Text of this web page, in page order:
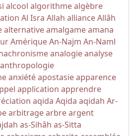
alcool algorithmealgèbre
Al Isra Allah allianceAllâh
alternativeamalgameamana
AmériqueAn-Najm An-Naml
analogieanalyse
anthropologie
anxiétéapostasieapparence
application apprendre
aqida Aqida aqidah Ar-
arbitragearbreargent
as-Sihâh as-Sitta